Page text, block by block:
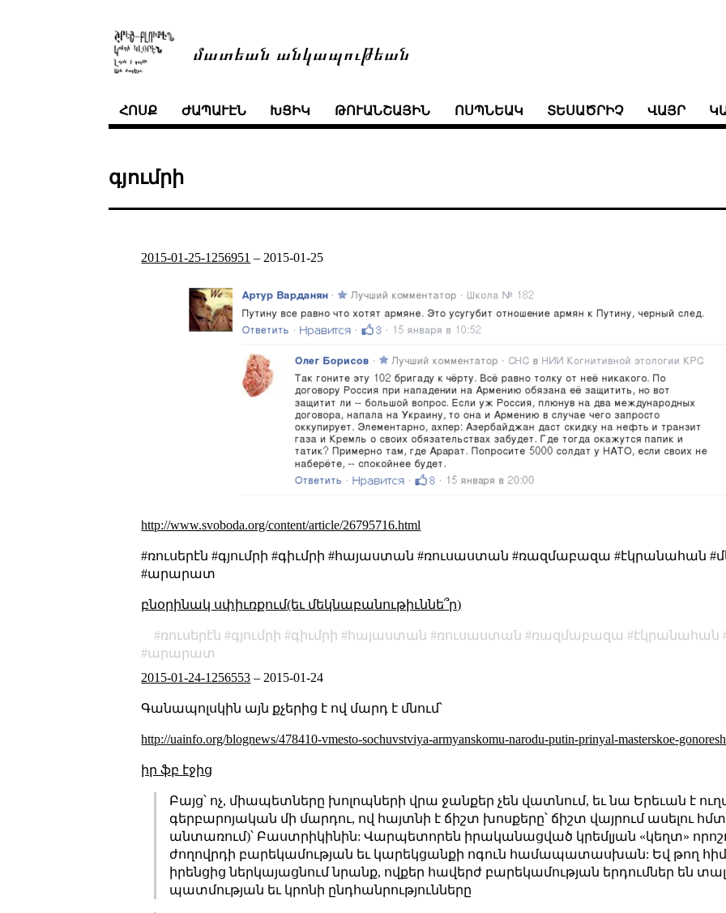
մատեան անկապութեան
ՀՈՍՔ ԺԱՊԱՒԷՆ ԽՑԻԿ ԹՈՒԱՆՇԱՅԻՆ ՈՍՊՆԵԱԿ ՏԵՍԱԾՐԻՉ ՎԱՅՐ
գյումրի
2015-01-25-1256951 – 2015-01-25
http://www.svoboda.org/content/article/26795716.html
#ռուսերէն #գյումրի #գիւմրի #հայաստան #ռուսաստան #ռազմաբազա #էկրանահան
#արարատ
բնօրինակ սփիւռքում(եւ մեկնաբանութիւննե՞ր)
ռուսերէն գյումրի գիւմրի հայաստան ռուսաստան ռազմաբազա էկրանահան
արարատ
2015-01-24-1256553 – 2015-01-24
Գանապոլսկին այն քչերից է ով մարդ է մնում՝
http://uainfo.org/blognews/478410-vmesto-sochuvstviya-armyanskomu-narodu-putin-prinyal-masterskoe-
իր ֆբ էջից
Բայց՝ ոչ, միապետները խոլոպների վրա ջանքեր չեն վատնում, եւ նա Երեւան է
գերբարոյական մի մարդու, ով հայտնի է ճիշտ խոսքերը՝ ճիշտ վայրում ասելու
անտառում)՝ Բաստրիկինին: Վարպետորեն իրականացված կրեմլյան «կեղտ»
ժողովրդի բարեկամության եւ կարեկցանքի ոգուն համապատասխան: Եվ թող
իրենցից ներկայացնում նրանք, ովքեր հավերժ բարեկամության երդումներ են
պատմության եւ կրոնի ընդհանրությունները